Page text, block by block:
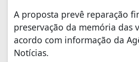
A proposta prevê reparação
preservação da memória das
acordo com informação da
Notícias.